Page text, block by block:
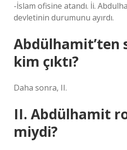
-İslam ofisine atandı. İi.
devletinin durumunu ayırdı.
Abdülhamit’ten
kim çıktı?
Daha sonra, II.
II. Abdülhamit
miydi?